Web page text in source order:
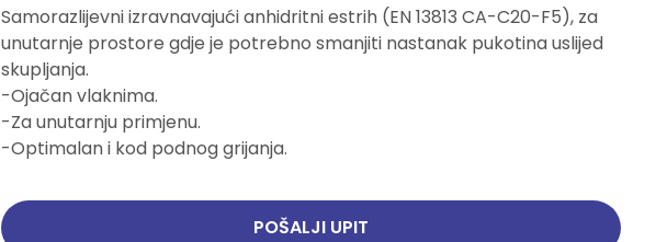
Pogledajte ponudu
Brusne trake i ploče
Pogledajte ponudu
Pogledajte ponudu
Pogledajte ponudu
Brusne trake i ploče
Pogledajte ponudu
Pogledajte ponudu
Samorazlijevni izravnavajući anhidritni estrih (EN 13813 CA-C20-F5), za
unutarnje prostore gdje je potrebno smanjiti nastanak pukotina uslijed
skupljanja.
-Ojačan vlaknima.
-Za unutarnju primjenu.
-Optimalan i kod podnog grijanja.
POŠALJI UPIT